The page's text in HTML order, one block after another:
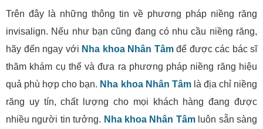
Trên đây là những thông tin về phương pháp niềng răng
invisalign. Nếu như bạn cũng đang có nhu cầu niềng răng,
hãy đến ngay với Nha khoa Nhân Tâmđể được các bác sĩ
thăm khám cụ thể và đưa ra phương pháp niềng răng hiệu
quả phù hợp cho bạn. Nha khoa Nhân Tâmlà địa chỉ niềng
răng uy tín, chất lượng cho mọi khách hàng đang được
nhiều người tin tưởng. Nha khoa Nhân Tâmluôn sẵn sàng